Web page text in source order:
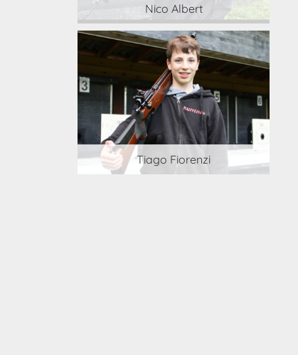
Nico Albert
Tiago Fiorenzi